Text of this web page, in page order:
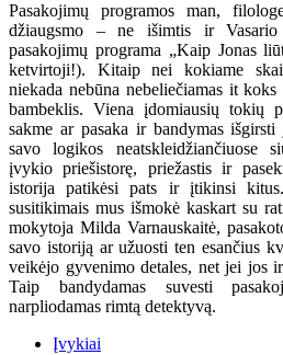
Pasakojimų programos man,
džiaugsmo – ne išimtis ir Vasario
pasakojimų programa „Kaip Jonas
ketvirtoji!). Kitaip nei kokiame
niekada nebūna nebeliečiamas it
bambeklis. Viena įdomiausių tokių
sakme ar pasaka ir bandymas
savo logikos neatskleidžiančiuose
įvykio priešistorę, priežastis ir
istorija patikėsi pats ir įtikinsi
susitikimais mus išmokė kaskart su
mokytoja Milda Varnauskaitė,
savo istoriją ar užuosti ten esančius
veikėjo gyvenimo detales, net jei jos
Taip bandydamas suvesti
narpliodamas rimtą detektyvą.
Įvykiai